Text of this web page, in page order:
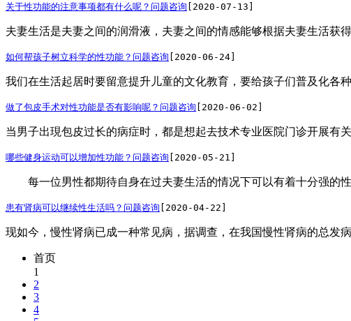
关于性功能的注意事项都有什么呢？ 问题咨询 [2020-07-13]
夫妻生活是夫妻之间的润滑液，夫妻之间的情感能够根据夫妻生活获
如何帮孩子树立科学的性功能？ 问题咨询 [2020-06-24]
我们在生活起居时要留意提升儿童的文化教育，要给孩子们普及化各
做了包皮手术对性功能是否有影响呢？ 问题咨询 [2020-06-02]
当男子出現包皮过长的病症时，都是想起去技术专业医院门诊开展有
哪些健身运动可以增加性功能？ 问题咨询 [2020-05-21]
每一位男性都期待自身在过夫妻生活的情况下可以有着十分强的
患有肾病可以继续性生活吗？ 问题咨询 [2020-04-22]
现如今，慢性肾病已成一种常见病，据调查，在我国慢性肾病的总发
首页
1
2
3
4